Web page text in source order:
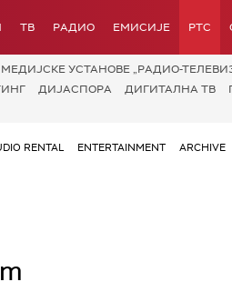
ТВ РАДИО ЕМИСИЈЕ РТС
УСТАНОВЕ „РАДИО-
ДИЈАСПОРА ДИГИТАЛНА ТВ
RENTAL ENTERTAINMENT ARCHIVE